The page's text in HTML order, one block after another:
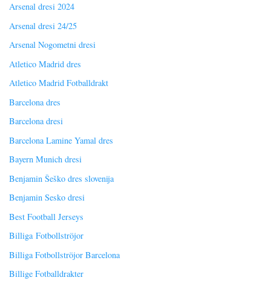
Arsenal dresi 2024
Arsenal dresi 24/25
Arsenal Nogometni dresi
Atletico Madrid dres
Atletico Madrid Fotballdrakt
Barcelona dres
Barcelona dresi
Barcelona Lamine Yamal dres
Bayern Munich dresi
Benjamin Šeško dres slovenija
Benjamin Sesko dresi
Best Football Jerseys
Billiga Fotbollströjor
Billiga Fotbollströjor Barcelona
Billige Fotballdrakter